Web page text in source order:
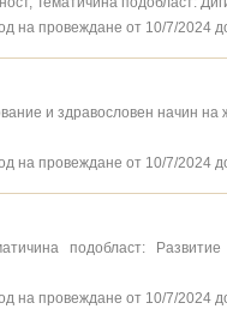
на провеждане от 10/7/2024
и здравословен начин
на провеждане от 10/7/2024
подобласт:
на провеждане от 10/7/2024